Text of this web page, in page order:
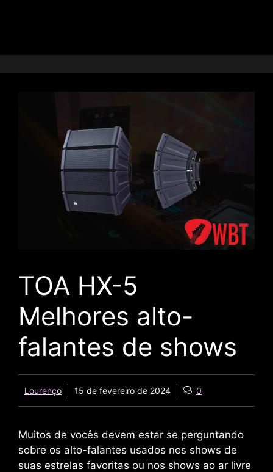
TOA HX-5
Melhores alto-
falantes de shows
Lourenço 15 de fevereiro de 2024 0
Muitos de vocês devem estar se perguntando
sobre os alto-falantes usados ​​nos shows de
suas estrelas favoritas ou nos shows ao ar livre